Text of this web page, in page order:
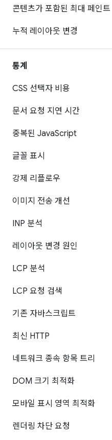
콘텐츠가 포함된 최대 페인트
누적 레이아웃 변경
통계
CSS 선택자 비용
문서 요청 지연 시간
중복된 JavaScript
글꼴 표시
강제 리플로우
이미지 전송 개선
INP 분석
레이아웃 변경 원인
LCP 분석
LCP 요청 검색
기존 자바스크립트
최신 HTTP
네트워크 종속 항목 트리
DOM 크기 최적화
모바일 표시 영역 최적화
렌더링 차단 요청